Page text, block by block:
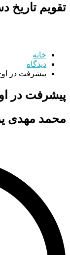
تقویم تاریخ
خانه
دیدگاه
پیشرفت در
پیشرفت در
محمد مهدی